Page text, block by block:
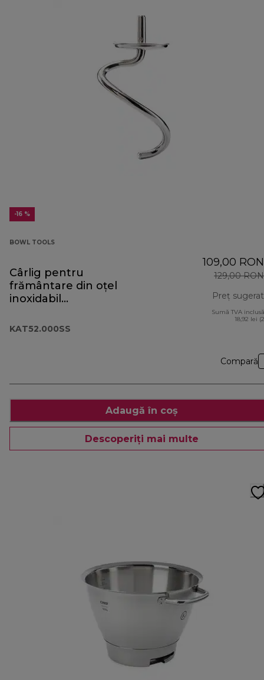
-16 %
BOWL TOOLS
Cârlig pentru
frământare din oțel
inoxidabil
KAT52.000SS
109,00 RON
129,00 RON
Preț sugerat
Sumă TVA
18,92 lei
Compară
Adaugă în coș
Descoperiți mai multe